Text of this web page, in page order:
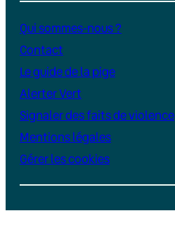
Qui sommes-nous ?
Contact
Le guide de la pige
Alerter Vert
Signaler des faits de violence
Mentions légales
Gérer les cookies